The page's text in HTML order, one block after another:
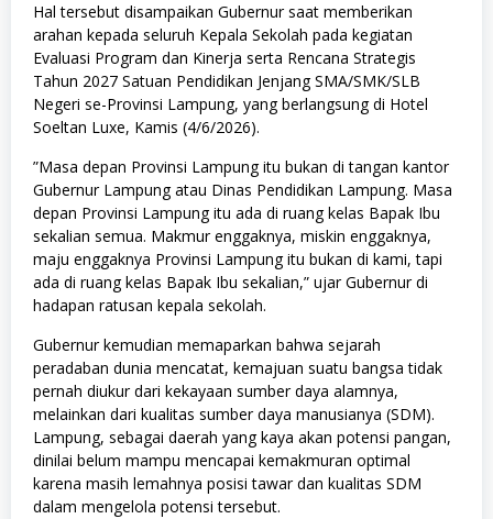
​Hal tersebut disampaikan Gubernur saat memberikan
arahan kepada seluruh Kepala Sekolah pada kegiatan
Evaluasi Program dan Kinerja serta Rencana Strategis
Tahun 2027 Satuan Pendidikan Jenjang SMA/SMK/SLB
Negeri se-Provinsi Lampung, yang berlangsung di Hotel
Soeltan Luxe, Kamis (4/6/2026).
​”Masa depan Provinsi Lampung itu bukan di tangan kantor
Gubernur Lampung atau Dinas Pendidikan Lampung. Masa
depan Provinsi Lampung itu ada di ruang kelas Bapak Ibu
sekalian semua. Makmur enggaknya, miskin enggaknya,
maju enggaknya Provinsi Lampung itu bukan di kami, tapi
ada di ruang kelas Bapak Ibu sekalian,” ujar Gubernur di
hadapan ratusan kepala sekolah.
​Gubernur kemudian memaparkan bahwa sejarah
peradaban dunia mencatat, kemajuan suatu bangsa tidak
pernah diukur dari kekayaan sumber daya alamnya,
melainkan dari kualitas sumber daya manusianya (SDM).
Lampung, sebagai daerah yang kaya akan potensi pangan,
dinilai belum mampu mencapai kemakmuran optimal
karena masih lemahnya posisi tawar dan kualitas SDM
dalam mengelola potensi tersebut.